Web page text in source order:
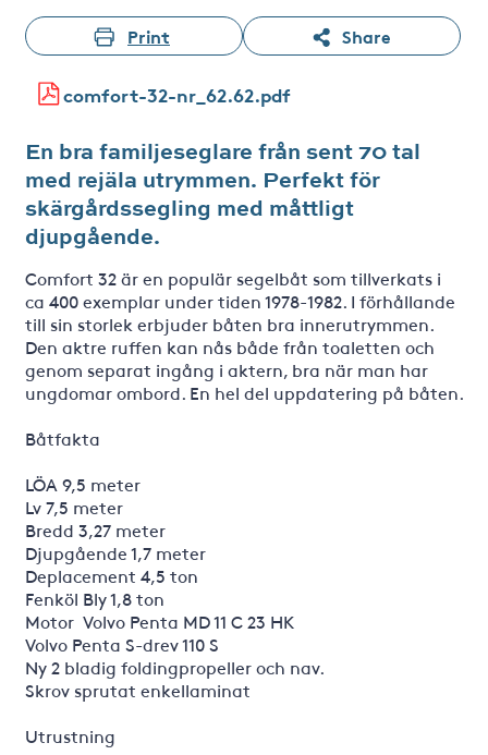
Print Share
comfort-32-nr_62.62.pdf
En bra familjeseglare från sent 70 tal
med rejäla utrymmen. Perfekt för
skärgårdssegling med måttligt
djupgående.
Comfort 32 är en populär segelbåt som tillverkats i
ca 400 exemplar under tiden 1978-1982. I förhållande
till sin storlek erbjuder båten bra innerutrymmen.
Den aktre ruffen kan nås både från toaletten och
genom separat ingång i aktern, bra när man har
ungdomar ombord. En hel del uppdatering på båten.
Båtfakta
LÖA 9,5 meter
Lv 7,5 meter
Bredd 3,27 meter
Djupgående 1,7 meter
Deplacement 4,5 ton
Fenköl Bly 1,8 ton
Motor Volvo Penta MD 11 C 23 HK
Volvo Penta S-drev 110 S
Ny 2 bladig foldingpropeller och nav.
Skrov sprutat enkellaminat
Utrustning